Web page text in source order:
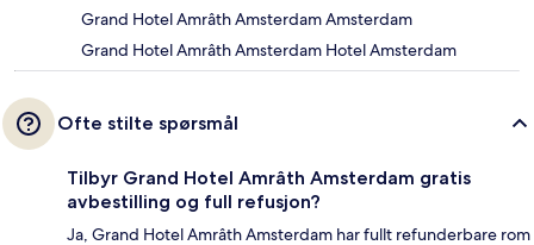
Grand Hotel Amrâth Amsterdam Amsterdam
Grand Hotel Amrâth Amsterdam Hotel Amsterdam
Ofte stilte spørsmål
Tilbyr Grand Hotel Amrâth Amsterdam gratis
avbestilling og full refusjon?
Ja, Grand Hotel Amrâth Amsterdam har fullt refunderbare rom